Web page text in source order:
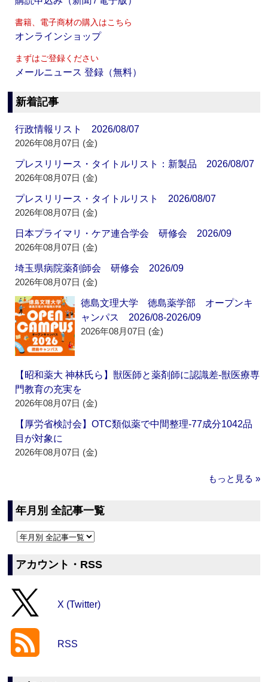
書籍、電子商材の購入はこちら
オンラインショップ
まずはご登録ください
メールニュース 登録（無料）
新着記事
行政情報リスト 2026/08/07
2026年08月07日 (金)
プレスリリース・タイトルリスト：新製品 2026/08/07
2026年08月07日 (金)
プレスリリース・タイトルリスト 2026/08/07
2026年08月07日 (金)
日本プライマリ・ケア連合学会 研修会 2026/09
2026年08月07日 (金)
埼玉県病院薬剤師会 研修会 2026/09
2026年08月07日 (金)
徳島文理大学 徳島薬学部 オープンキ
ャンパス 2026/08-2026/09
2026年08月07日 (金)
【昭和薬大 神林氏ら】獣医師と薬剤師に認識差‐獣医療専
門教育の充実を
2026年08月07日 (金)
【厚労省検討会】OTC類似薬で中間整理‐77成分1042品
目が対象に
2026年08月07日 (金)
もっと見る »
年月別 全記事一覧
アカウント・RSS
X (Twitter)
RSS